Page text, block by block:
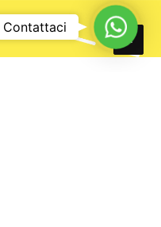
Contattaci